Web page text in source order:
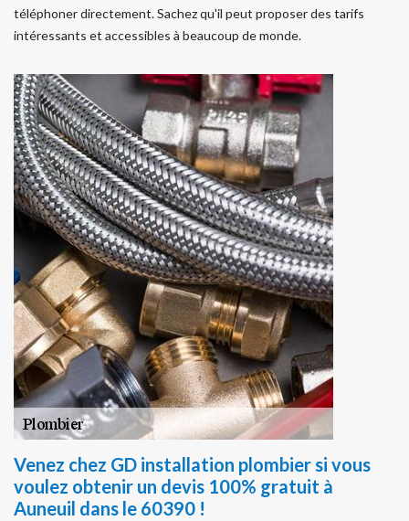
téléphoner directement. Sachez qu'il peut proposer des tarifs
intéressants et accessibles à beaucoup de monde.
Venez chez GD installation plombier si vous
voulez obtenir un devis 100% gratuit à
Auneuil dans le 60390 !